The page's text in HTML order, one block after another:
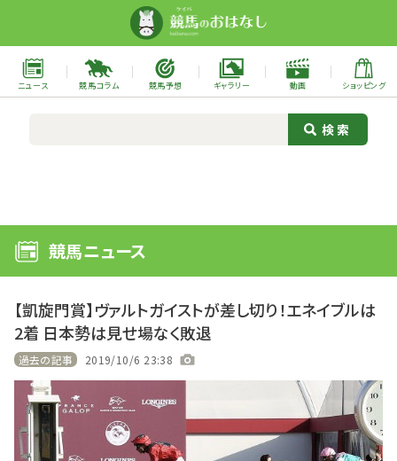
ニュース 競馬コラム 競馬予想 ギャラリー 動画 ショッピング
競馬ニュース
【凱旋門賞】ヴァルトガイストが差し切り！エネイブルは
2着 日本勢は見せ場なく敗退
過去の記事 2019/10/6 23:38